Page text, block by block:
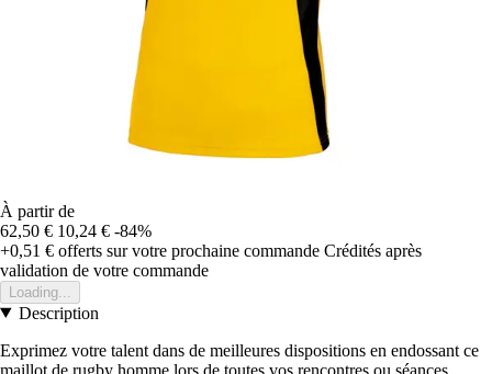
À partir de
62,50 € 10,24 € -84%
+0,51 € offerts sur votre prochaine commande Crédités après
validation de votre commande
Loading...
Description
Exprimez votre talent dans de meilleures dispositions en endossant ce
maillot de rugby homme lors de toutes vos rencontres ou séances